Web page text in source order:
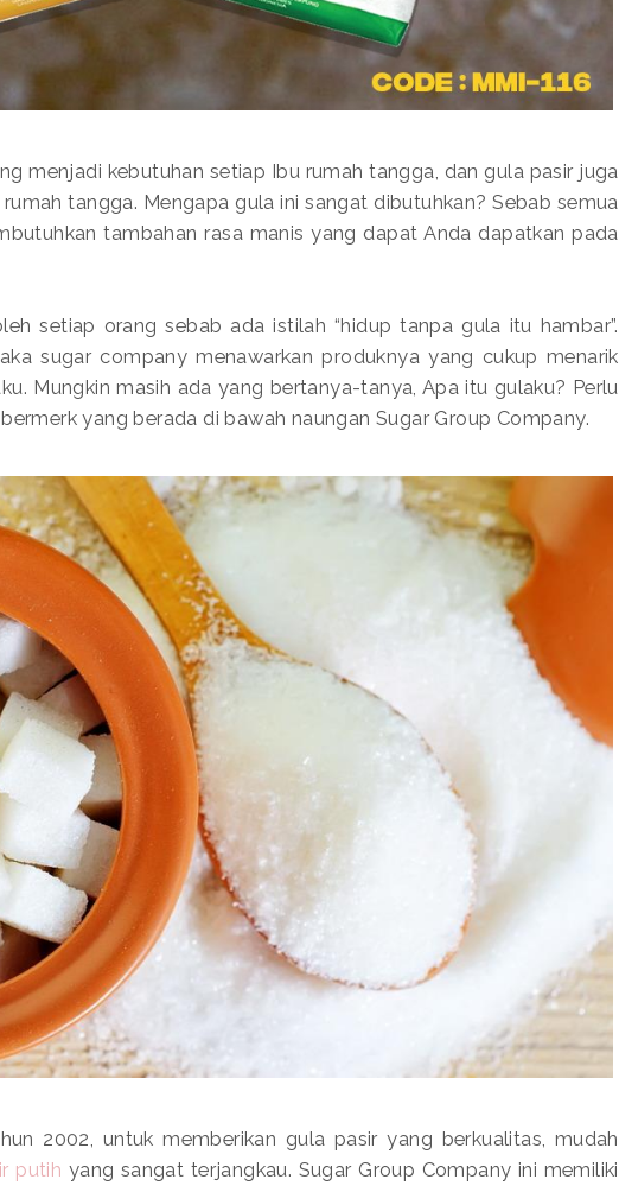
menjadi kebutuhan setiap Ibu rumah tangga, dan gula pasir juga
tangga. Mengapa gula ini sangat dibutuhkan? Sebab semua
tambahan rasa manis yang dapat Anda dapatkan pada
setiap orang sebab ada istilah “hidup tanpa gula itu hambar”.
sugar company menawarkan produknya yang cukup menarik
Mungkin masih ada yang bertanya-tanya, Apa itu gulaku? Perlu
yang berada di bawah naungan Sugar Group Company.
2002, untuk memberikan gula pasir yang berkualitas, mudah
putih yang sangat terjangkau. Sugar Group Company ini memiliki